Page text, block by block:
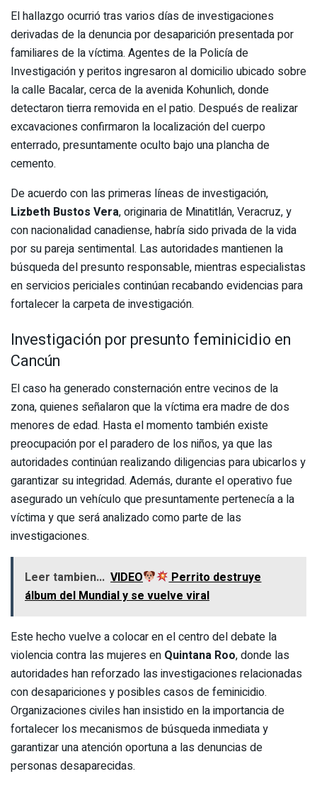
El hallazgo ocurrió tras varios días de investigaciones
derivadas de la denuncia por desaparición presentada por
familiares de la víctima. Agentes de la Policía de
Investigación y peritos ingresaron al domicilio ubicado sobre
la calle Bacalar, cerca de la avenida Kohunlich, donde
detectaron tierra removida en el patio. Después de realizar
excavaciones confirmaron la localización del cuerpo
enterrado, presuntamente oculto bajo una plancha de
cemento.
De acuerdo con las primeras líneas de investigación,
Lizbeth Bustos Vera, originaria de Minatitlán, Veracruz, y
con nacionalidad canadiense, habría sido privada de la vida
por su pareja sentimental. Las autoridades mantienen la
búsqueda del presunto responsable, mientras especialistas
en servicios periciales continúan recabando evidencias para
fortalecer la carpeta de investigación.
Investigación por presunto feminicidio en
Cancún
El caso ha generado consternación entre vecinos de la
zona, quienes señalaron que la víctima era madre de dos
menores de edad. Hasta el momento también existe
preocupación por el paradero de los niños, ya que las
autoridades continúan realizando diligencias para ubicarlos y
garantizar su integridad. Además, durante el operativo fue
asegurado un vehículo que presuntamente pertenecía a la
víctima y que será analizado como parte de las
investigaciones.
Leer tambien... VIDEO
Perrito destruye
álbum del Mundial y se vuelve viral
Este hecho vuelve a colocar en el centro del debate la
violencia contra las mujeres en Quintana Roo, donde las
autoridades han reforzado las investigaciones relacionadas
con desapariciones y posibles casos de feminicidio.
Organizaciones civiles han insistido en la importancia de
fortalecer los mecanismos de búsqueda inmediata y
garantizar una atención oportuna a las denuncias de
personas desaparecidas.